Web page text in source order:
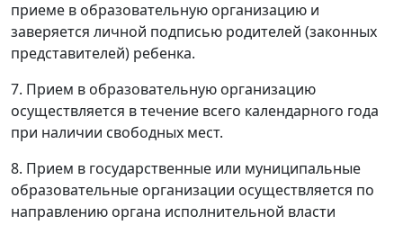
приеме в образовательную организацию и
заверяется личной подписью родителей (законных
представителей) ребенка.
7. Прием в образовательную организацию
осуществляется в течение всего календарного года
при наличии свободных мест.
8. Прием в государственные или муниципальные
образовательные организации осуществляется по
направлению органа исполнительной власти